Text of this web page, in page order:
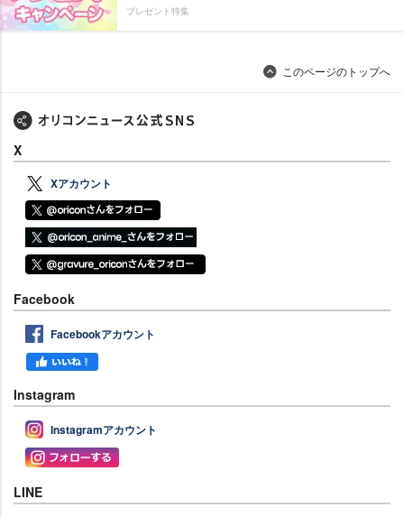
プレゼント特集
このページのトップへ
X
Xアカウント
Facebook
Facebookアカウント
Instagram
Instagramアカウント
LINE